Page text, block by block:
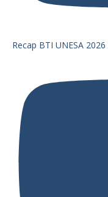
Recap BTI UNESA